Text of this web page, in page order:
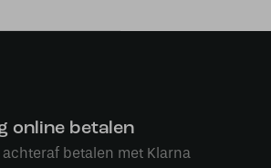
online betalen
achteraf betalen met Klarna